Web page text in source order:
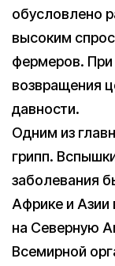
обусловлено
высоким
фермеров. При
возвращения
давности.
Одним из
грипп.
заболевания
Африке и Азии
на Северную
Всемирной